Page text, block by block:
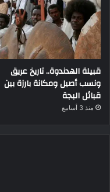
قبيلة الهدندوة.. تاريخ عريق
ونسب أصيل ومكانة بارزة بين
قبائل البجة
منذ 3 أسابيع